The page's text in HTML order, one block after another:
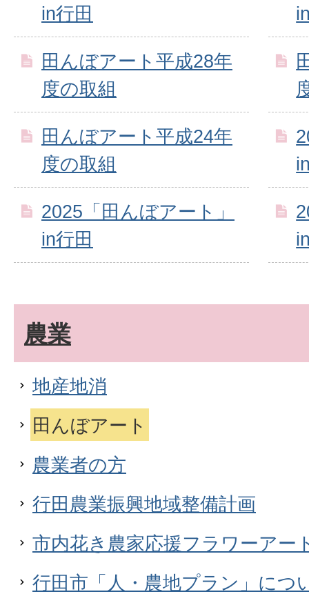
in行田
田んぼアート平成28年
度の取組
田んぼアート平成24年
度の取組
2025「田んぼアート」
in行田
農業
地産地消
田んぼアート
農業者の方
行田農業振興地域整備計画
市内花き農家応援フラワーアー
行田市「人・農地プラン」につ